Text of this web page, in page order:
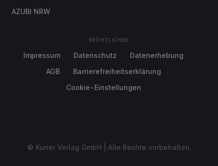
AZUBI NRW
RECHTLICHES
Impressum Datenschutz
Datenerhebung
AGB
Barrierefreiheitserklärung
Cookie-Einstellungen
© Kurier Verlag GmbH | Alle Rechte vorbehalten.